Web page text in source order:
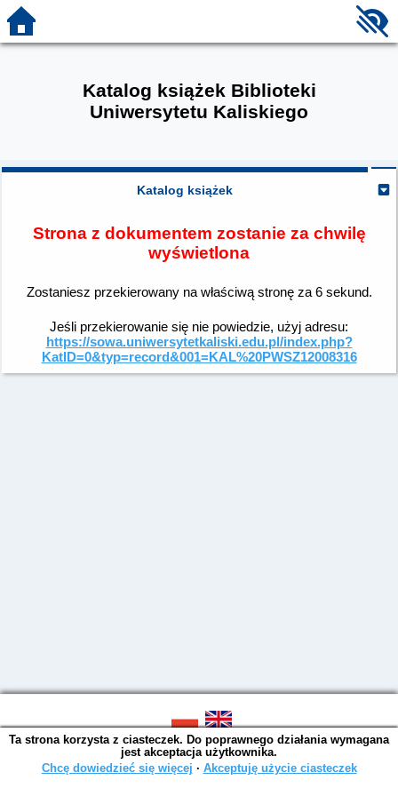
Katalog książek Biblioteki
Uniwersytetu Kaliskiego
Katalog książek
Strona z dokumentem zostanie za chwilę
wyświetlona
Zostaniesz przekierowany na właściwą stronę za 6sekund.
Jeśli przekierowanie się nie powiedzie, użyj adresu:
https://sowa.uniwersytetkaliski.edu.pl/index.php?
KatID=0&typ=record&001=KAL%20PWSZ12008316
SOWA OPAC v. 6.11.10 (2026-07-24)
Wygenerowano w 0,0039 s.
Ta strona korzysta z ciasteczek. Do poprawnego działania wymagana
jest akceptacja użytkownika.
Chcę dowiedzieć się więcej ∙ Akceptuję użycie ciasteczek